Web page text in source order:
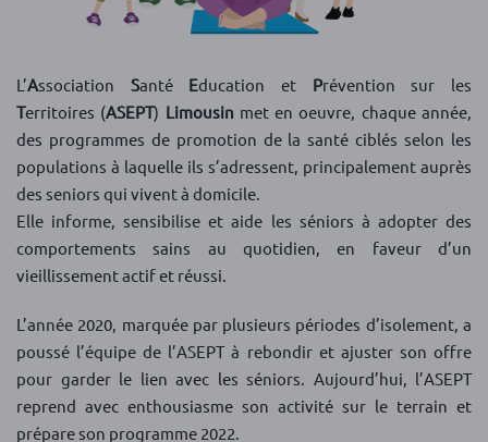
L’Association Santé Education et Prévention sur les
Territoires (ASEPT) Limousin met en oeuvre, chaque année,
des programmes de promotion de la santé ciblés selon les
populations à laquelle ils s’adressent, principalement auprès
des seniors qui vivent à domicile.
Elle informe, sensibilise et aide les séniors à adopter des
comportements sains au quotidien, en faveur d’un
vieillissement actif et réussi.
L’année 2020, marquée par plusieurs périodes d’isolement, a
poussé l’équipe de l’ASEPT à rebondir et ajuster son offre
pour garder le lien avec les séniors. Aujourd’hui, l’ASEPT
reprend avec enthousiasme son activité sur le terrain et
prépare son programme 2022.